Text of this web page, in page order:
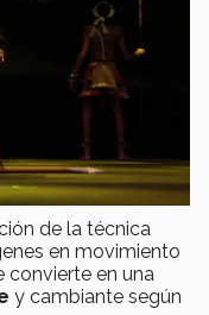
de la técnica
en movimiento
convierte en una
y cambiante según